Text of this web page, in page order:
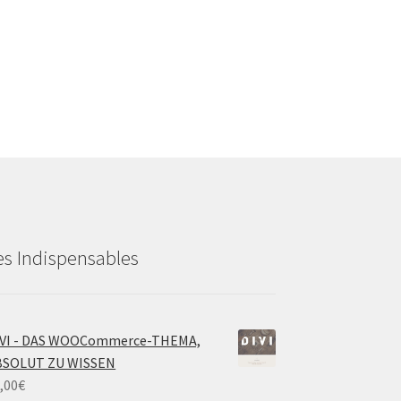
Indispensables
- DAS WOOCommerce-THEMA,
ZU WISSEN
€